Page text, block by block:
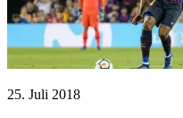
25. Juli 2018